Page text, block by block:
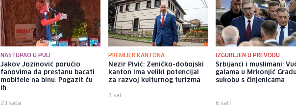
NASTUPAO U PULI
Jakov Jozinović poručio
fanovima da prestanu bacati
mobitele na binu: Pogazit ću
ih
23 sata
PREMIJER KANTONA
Nezir Pivić: Zeničko-dobojski
kanton ima veliki potencijal
za razvoj kulturnog turizma
1 sat
IZGUBLJEN U PREVODU
Srbijanci i muslimani:
galama u Mrkonjić
sukobu s činjenicama
6 sati